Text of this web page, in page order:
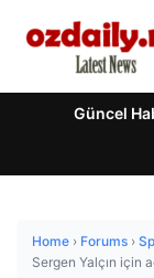
Güncel
Home › Forums ›
Sergen Yalçın için